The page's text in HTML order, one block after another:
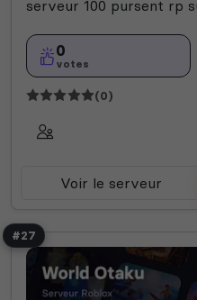
serveur 100 pursent rp
0
votes
(0)
Voir le serveur
#27